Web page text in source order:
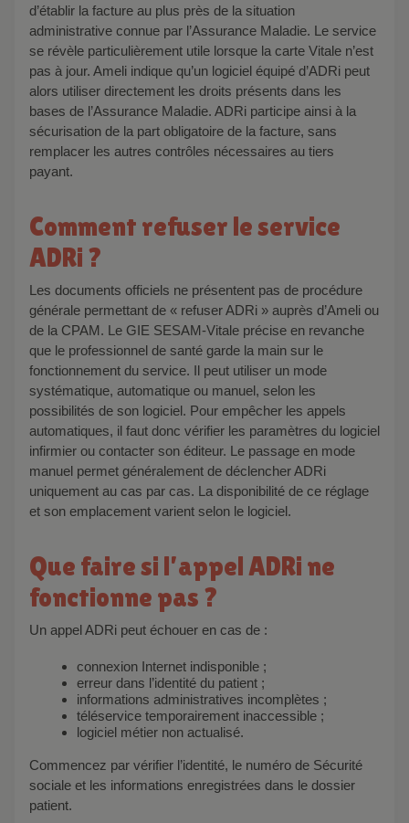
d’établir la facture au plus près de la situation
administrative connue par l’Assurance Maladie. Le service
se révèle particulièrement utile lorsque la carte Vitale n’est
pas à jour. Ameli indique qu’un logiciel équipé d’ADRi peut
alors utiliser directement les droits présents dans les
bases de l’Assurance Maladie. ADRi participe ainsi à la
sécurisation de la part obligatoire de la facture, sans
remplacer les autres contrôles nécessaires au tiers
payant.
Comment refuser le service
ADRi ?
Les documents officiels ne présentent pas de procédure
générale permettant de « refuser ADRi » auprès d’Ameli ou
de la CPAM. Le GIE SESAM-Vitale précise en revanche
que le professionnel de santé garde la main sur le
fonctionnement du service. Il peut utiliser un mode
systématique, automatique ou manuel, selon les
possibilités de son logiciel. Pour empêcher les appels
automatiques, il faut donc vérifier les paramètres du logiciel
infirmier ou contacter son éditeur. Le passage en mode
manuel permet généralement de déclencher ADRi
uniquement au cas par cas. La disponibilité de ce réglage
et son emplacement varient selon le logiciel.
Que faire si l’appel ADRi ne
fonctionne pas ?
Un appel ADRi peut échouer en cas de :
connexion Internet indisponible ;
erreur dans l’identité du patient ;
informations administratives incomplètes ;
téléservice temporairement inaccessible ;
logiciel métier non actualisé.
Commencez par vérifier l’identité, le numéro de Sécurité
sociale et les informations enregistrées dans le dossier
patient.